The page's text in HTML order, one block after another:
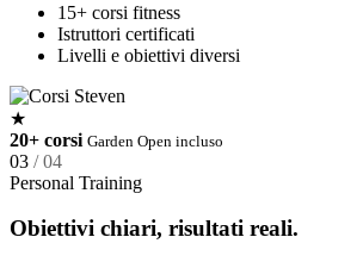
15+ corsi fitness
Istruttori certificati
Livelli e obiettivi diversi
★
20+ corsi Garden Open incluso
03 / 04
Personal Training
Obiettivi chiari, risultati reali.